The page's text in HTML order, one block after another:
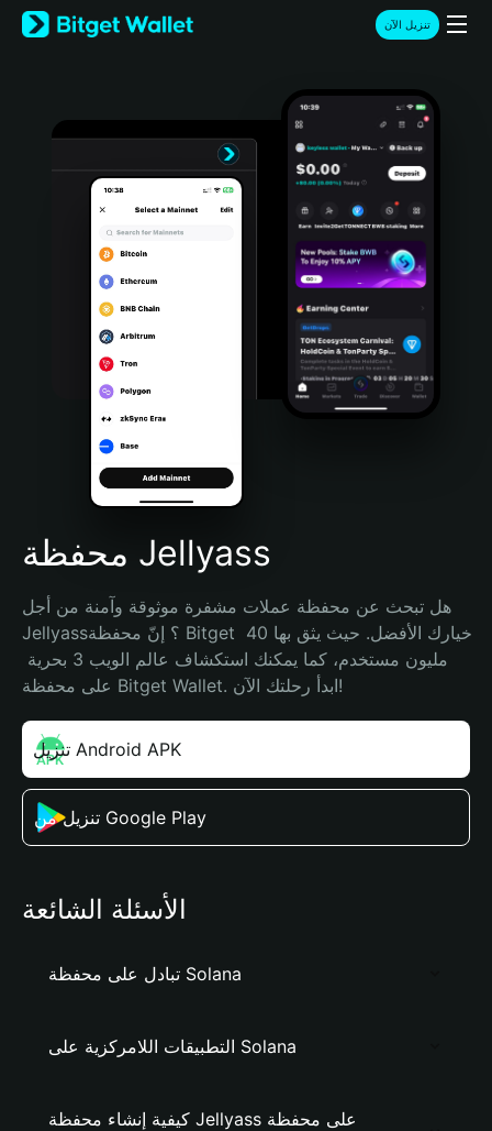
English
日本語
Türkçe
Português (Portugal)
Bahasa Indonesia
Português (Brasil)
Español (Argentina)
تنزيل الآن
محفظة Jellyass
هل تبحث عن محفظة عملات مشفرة موثوقة وآمنة من أجل
Jellyass؟ إنّ محفظة Bitget خيارك الأفضل. حيث يثق بها 40
على محفظة Bitget Wallet. ابدأ رحلتك الآن!
تنزيل Android APK
تنزيل من Google Play
الأسئلة الشائعة
تبادل على محفظة Solana
التطبيقات اللامركزية على Solana
كيفية إنشاء محفظة Jellyass على محفظة